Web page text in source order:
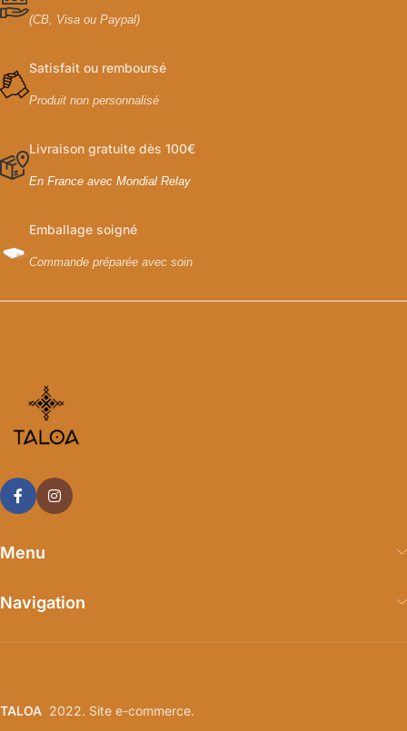
(CB, Visa ou Paypal)
Satisfait ou remboursé
Produit non personnalisé
Livraison gratuite dès 100€
En France avec Mondial Relay
Emballage soigné
Commande préparée avec soin
Menu
Navigation
TALOA 2022. Site e-commerce.